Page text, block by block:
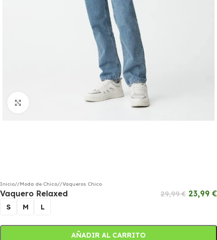
Haga clic para ampliar
Inicio/ Moda de Chico/ Vaqueros Chico
Vaquero Relaxed 29,99€ 23,99€
S M L
AÑADIR AL CARRITO